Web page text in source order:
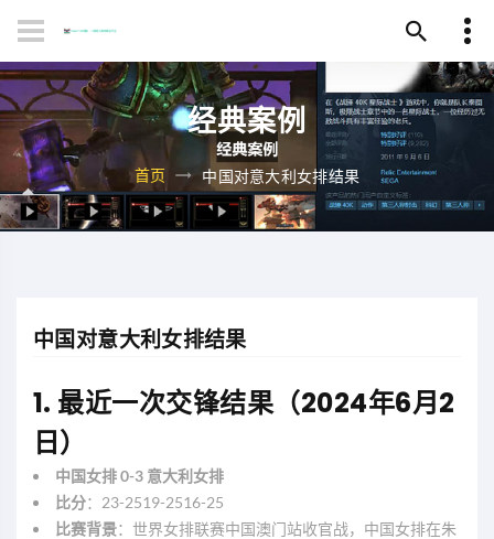
经典案例
首页 中国对意大利女排结果
中国对意大利女排结果
1. 最近一次交锋结果（2024年6月2
日）
中国女排 0-3 意大利女排
比分：23-2519-2516-25
比赛背景：世界女排联赛中国澳门站收官战，中国女排在朱